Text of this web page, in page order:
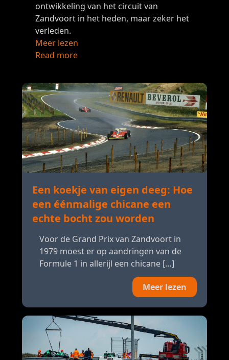
ontwikkeling van het circuit van
Zandvoort in het heden, maar zeker het
verleden.
Meer lezen
Read more
Een koekje van eigen deeg: Hoe
een éénmalige chicane een
echte bocht zou worden
Voor de Grand Prix van Zandvoort in
1979 moest er op aandringen van de
Formule 1 in allerijl een chicane […]
Meer lezen